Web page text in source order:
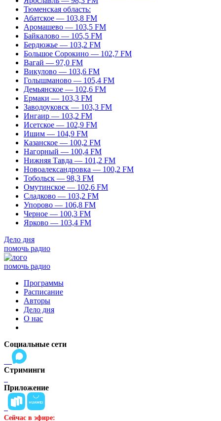
Тюменская область:
Абатское — 103,8 FM
Аромашево — 103,5 FM
Байкалово — 105,5 FM
Бердюжье — 103,2 FM
Большое Сорокино — 102,7 FM
Вагай — 97,0 FM
Викулово — 103,6 FM
Голышманово — 105,4 FM
Демьянское — 102,6 FM
Ермаки — 103,3 FM
Заводоуковск — 103,3 FM
Ингаир — 103,2 FM
Исетское — 102,9 FM
Ишим — 104,9 FM
Казанское — 100,2 FM
Нагорный — 100,4 FM
Нижняя Тавда — 101,2 FM
Новоалександровка — 100,2 FM
Тобольск — 98,3 FM
Омутинское — 102,6 FM
Сладково — 103,2 FM
Упорово — 106,8 FM
Черное — 100,3 FM
Ярково — 103,4 FM
Дело дня
помочь радио
помочь радио
Программы
Расписание
Авторы
Дело дня
О нас
Социальные сети
Стриминги
Приложение
Сейчас в эфире: